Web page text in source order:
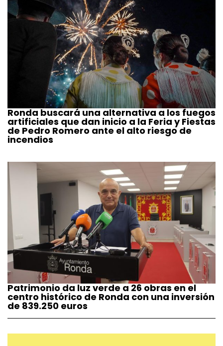
Ronda buscará una alternativa a los fuegos
artificiales que dan inicio a la Feria y Fiestas
de Pedro Romero ante el alto riesgo de
incendios
Patrimonio da luz verde a 26 obras en el
centro histórico de Ronda con una inversión
de 839.250 euros